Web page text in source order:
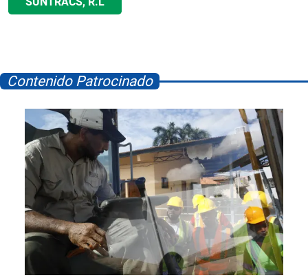
Contenido Patrocinado